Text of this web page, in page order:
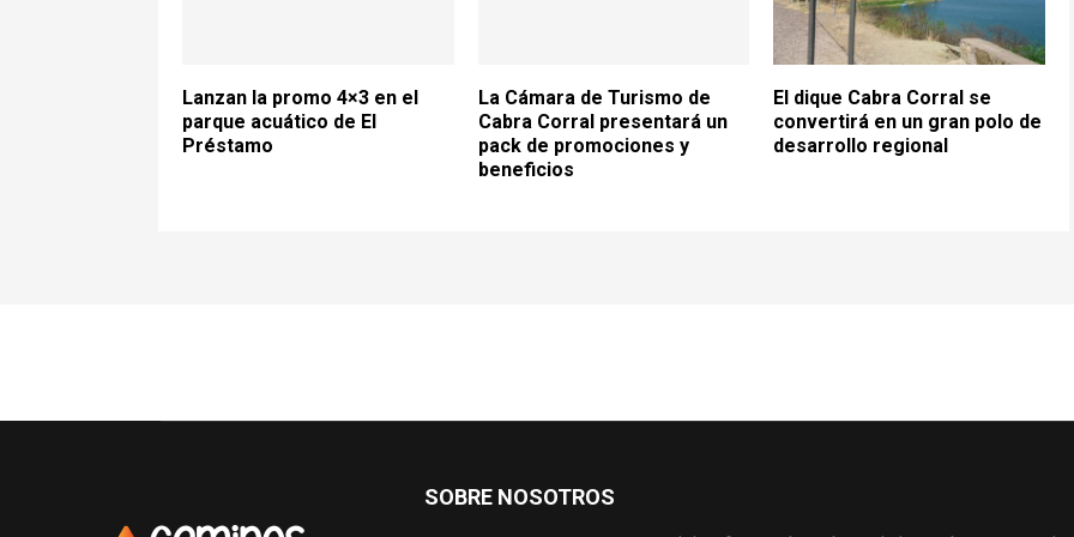
Lanzan la promo 4×3 en el
parque acuático de El
Préstamo
La Cámara de Turismo de
Cabra Corral presentará un
pack de promociones y
beneficios
El dique Cabra Corral se
convertirá en un gran polo de
desarrollo regional
SOBRE NOSOTROS